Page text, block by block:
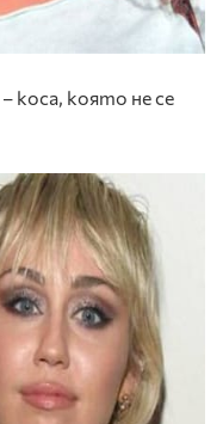
– коса, която не се